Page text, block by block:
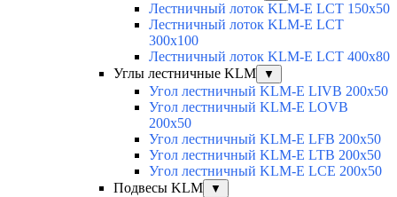
Лестничный лоток KLM-E LCT 150x50
Лестничный лоток KLM-E LCT
300x100
Лестничный лоток KLM-E LCT 400x80
Углы лестничные KLM
▼
Угол лестничный KLM-E LIVB 200x50
Угол лестничный KLM-E LOVB
200x50
Угол лестничный KLM-E LFB 200x50
Угол лестничный KLM-E LTB 200x50
Угол лестничный KLM-E LCE 200x50
Подвесы KLM
▼